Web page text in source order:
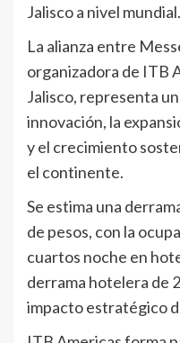
Jalisco a nivel mundial.
La alianza entre
organizadora de ITB
Jalisco, representa
innovación, la
y el crecimiento
el continente.
Se estima una
de pesos, con la
cuartos noche en
derrama hotelera de
impacto estratégico